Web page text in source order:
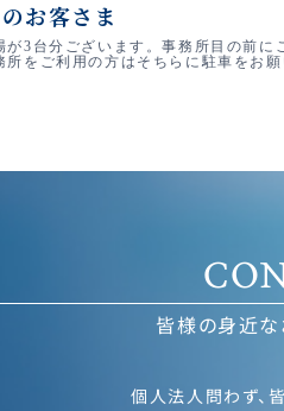
お客さま
が3台分ございます。事務所目の前に
所をご利用の方はそちらに駐車をお願
皆様の身近
個人法人問わず、